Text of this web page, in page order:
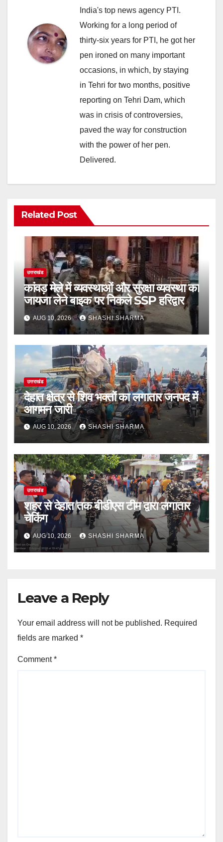
India's top news agency PTI.
Working for a long period of
thirty-six years for PTI, he got her
pen ironed on many important
occasions, in which, by staying
in Tehri for two months, positive
reporting on Tehri Dam, which
was in crisis of controversies,
paved the way for construction
with the power of her pen.
Delivered.
Related Post
उत्तराखंड
कांवड़ मेले में व्यवस्थाओं और सुरक्षा व्यवस्था का
जायजा लेने बाइक पर निकले SSP हरिद्वार
AUG 10, 2026 SHASHI SHARMA
उत्तराखंड
देहात क्षेत्र से शिव भक्तों का लगातार जनपद में
आगमन जारी
AUG 10, 2026 SHASHI SHARMA
उत्तराखंड
शहर से देहात तक बीडीएस टीम द्वारा लगातार
चेकिंग
AUG 10, 2026 SHASHI SHARMA
Leave a Reply
Your email address will not be published. Required
fields are marked *
Comment*